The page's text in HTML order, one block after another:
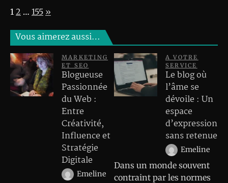
Page:
1 2 … 155 Next
»
Vous aimerez aussi…
MARKETING
ET SEO
Blogueuse
Passionnée
du Web :
Entre
Créativité,
Influence et
Stratégie
Digitale
Emeline
A VOTRE
SERVICE
Le blog où
l’âme se
dévoile : Un
espace
d’expression
sans retenue
Emeline
Dans un monde souvent
contraint par les normes